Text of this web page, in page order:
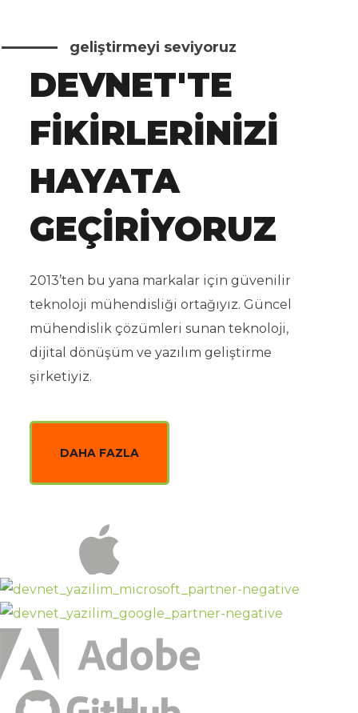
geliştirmeyi seviyoruz
DEVNET'TE
FIKIRLERINIZI
HAYATA
GEÇIRIYORUZ
2013’ten bu yana markalar için güvenilir
teknoloji mühendisliği ortağıyız. Güncel
mühendislik çözümleri sunan teknoloji,
dijital dönüşüm ve yazılım geliştirme
şirketiyiz.
DAHA FAZLA